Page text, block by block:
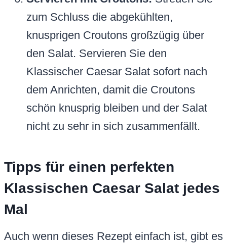
zum Schluss die abgekühlten,
knusprigen Croutons großzügig über
den Salat. Servieren Sie den
Klassischer Caesar Salat sofort nach
dem Anrichten, damit die Croutons
schön knusprig bleiben und der Salat
nicht zu sehr in sich zusammenfällt.
Tipps für einen perfekten
Klassischen Caesar Salat jedes
Mal
Auch wenn dieses Rezept einfach ist, gibt es